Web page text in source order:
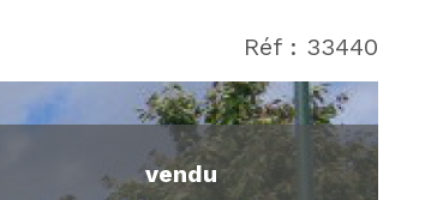
Réf : 33440
vendu